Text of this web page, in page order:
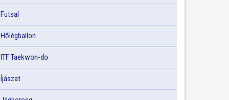
Futsal
Hőlégballon
ITF Taekwon-do
Íjászat